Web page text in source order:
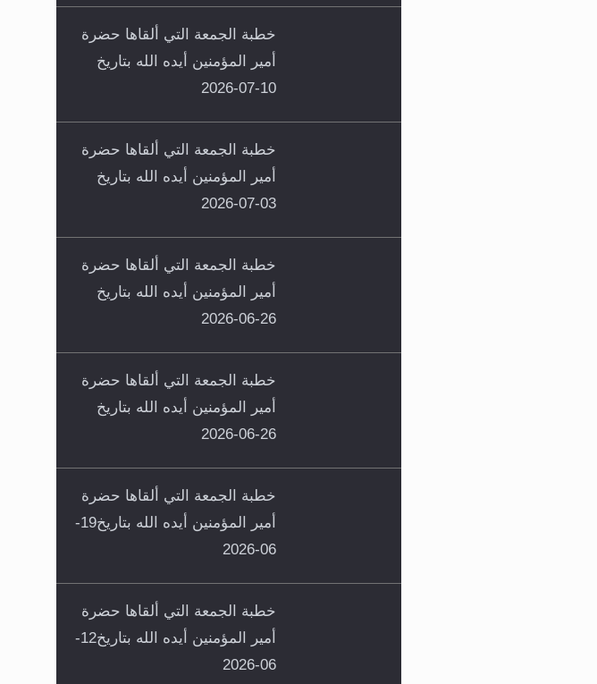
خطبة الجمعة التي ألقاها حضرة
أمير المؤمنين أيده الله بتاريخ
10-07-2026
خطبة الجمعة التي ألقاها حضرة
أمير المؤمنين أيده الله بتاريخ
03-07-2026
خطبة الجمعة التي ألقاها حضرة
أمير المؤمنين أيده الله بتاريخ
26-06-2026
خطبة الجمعة التي ألقاها حضرة
أمير المؤمنين أيده الله بتاريخ
26-06-2026
خطبة الجمعة التي ألقاها حضرة
أمير المؤمنين أيده الله بتاريخ19-
06-2026
خطبة الجمعة التي ألقاها حضرة
أمير المؤمنين أيده الله بتاريخ12-
06-2026